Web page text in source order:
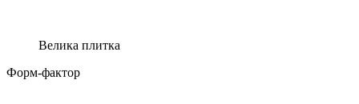
Велика плитка
Форм-фактор